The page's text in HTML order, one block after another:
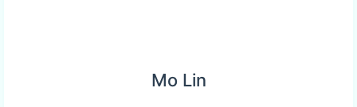
Mo Lin